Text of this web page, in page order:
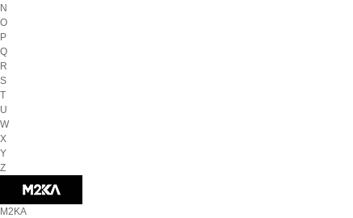
N
O
P
Q
R
S
T
U
W
X
Y
Z
M2KA